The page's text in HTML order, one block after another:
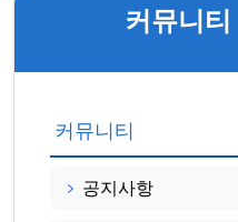
커뮤니티
커뮤니티
공지사항